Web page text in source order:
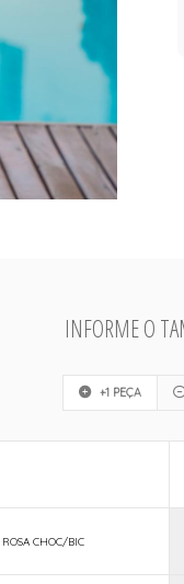
INFORME O
+1 PEÇA
ROSA CHOC/BIC